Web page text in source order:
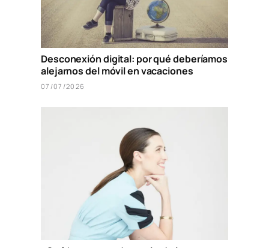
Desconexión digital: por qué deberíamos
alejarnos del móvil en vacaciones
07/07/2026